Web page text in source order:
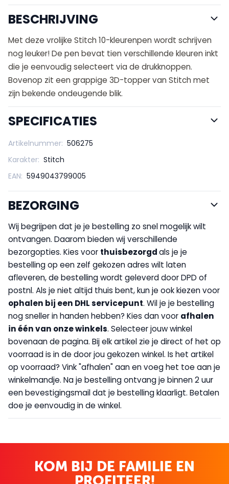
BESCHRIJVING
Met deze vrolijke Stitch 10-kleurenpen wordt schrijven
nog leuker! De pen bevat tien verschillende kleuren inkt
die je eenvoudig selecteert via de drukknoppen.
Bovenop zit een grappige 3D-topper van Stitch met
zijn bekende ondeugende blik.
SPECIFICATIES
Artikelnummer: 506275
Karakter: Stitch
EAN: 5949043799005
BEZORGING
Wij begrijpen dat je je bestelling zo snel mogelijk wilt
ontvangen. Daarom bieden wij verschillende
bezorgopties. Kies voor thuisbezorgdals je je
bestelling op een zelf gekozen adres wilt laten
afleveren, de bestelling wordt geleverd door DPD of
postnl. Als je niet altijd thuis bent, kun je ook kiezen voor
ophalen bij een DHL servicepunt. Wil je je bestelling
nog sneller in handen hebben? Kies dan voor afhalen
in één van onze winkels. Selecteer jouw winkel
bovenaan de pagina. Bij elk artikel zie je direct of het op
voorraad is in de door jou gekozen winkel. Is het artikel
op voorraad? Vink "afhalen" aan en voeg het toe aan je
winkelmandje. Na je bestelling ontvang je binnen 2 uur
een bevestigingsmail dat je bestelling klaarligt. Betalen
doe je eenvoudig in de winkel.
KOM BIJ DE FAMILIE EN
PROFITEER!